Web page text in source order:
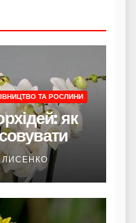
ТА РОСЛИНИ
як
ЛИСЕНКО